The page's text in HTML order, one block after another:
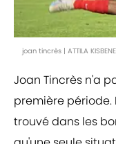
joan tincrès | ATTILA
Joan Tincrès n'a
première
trouvé dans les